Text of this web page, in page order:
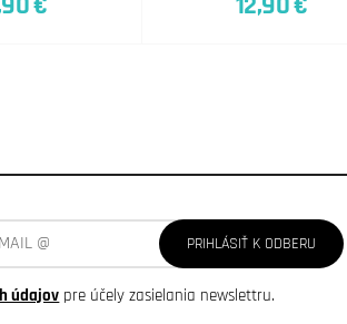
PRIHLÁSIŤ K ODBERU
údajov pre účely zasielania newslettru.